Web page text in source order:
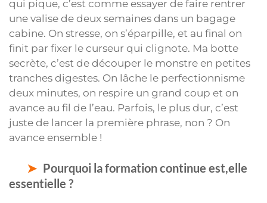
qui pique, c’est comme essayer de faire rentrer
une valise de deux semaines dans un bagage
cabine. On stresse, on s’éparpille, et au final on
finit par fixer le curseur qui clignote. Ma botte
secrète, c’est de découper le monstre en petites
tranches digestes. On lâche le perfectionnisme
deux minutes, on respire un grand coup et on
avance au fil de l’eau. Parfois, le plus dur, c’est
juste de lancer la première phrase, non ? On
avance ensemble !
Pourquoi la formation continue est,elle
essentielle ?